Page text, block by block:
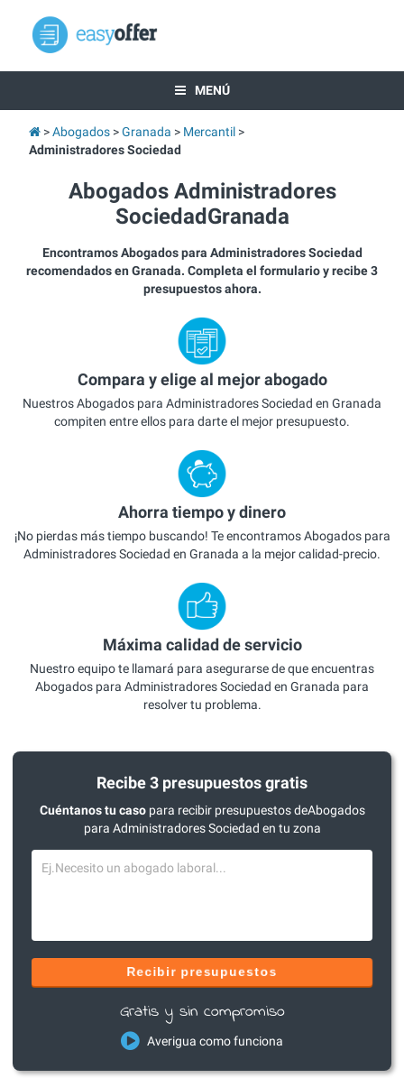
MENÚ
Abogados Granada
Mercantil
Administradores Sociedad
Abogados Administradores
SociedadGranada
Encontramos Abogados para Administradores Sociedad
recomendados en Granada. Completa el formulario y recibe 3
presupuestos ahora.
Compara y elige al mejor abogado
Nuestros Abogados para Administradores Sociedad en Granada
compiten entre ellos para darte el mejor presupuesto.
Ahorra tiempo y dinero
¡No pierdas más tiempo buscando! Te encontramos Abogados para
Administradores Sociedad en Granada a la mejor calidad-precio.
Máxima calidad de servicio
Nuestro equipo te llamará para asegurarse de que encuentras
Abogados para Administradores Sociedad en Granada para
resolver tu problema.
Recibe 3 presupuestos gratis
Cuéntanos tu casopara recibir presupuestos deAbogados
para Administradores Sociedad en tu zona
Recibir presupuestos
Gratis y sin compromiso
Averigua como funciona